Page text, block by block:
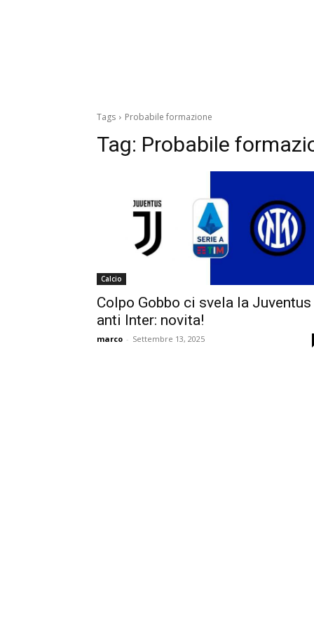
Tags Probabile formazione
Tag: Probabile
Calcio
Colpo Gobbo ci svela la Juventus
anti Inter: novita!
marco - Settembre 13, 2025